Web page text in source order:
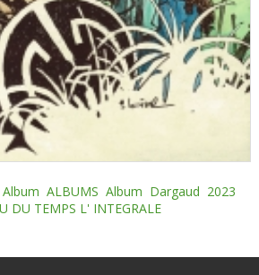
Album ALBUMS Album Dargaud 2023
DU TEMPS L' INTEGRALE